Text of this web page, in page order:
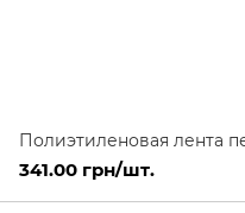
Полиэтиленовая лента
341.00 грн/шт.